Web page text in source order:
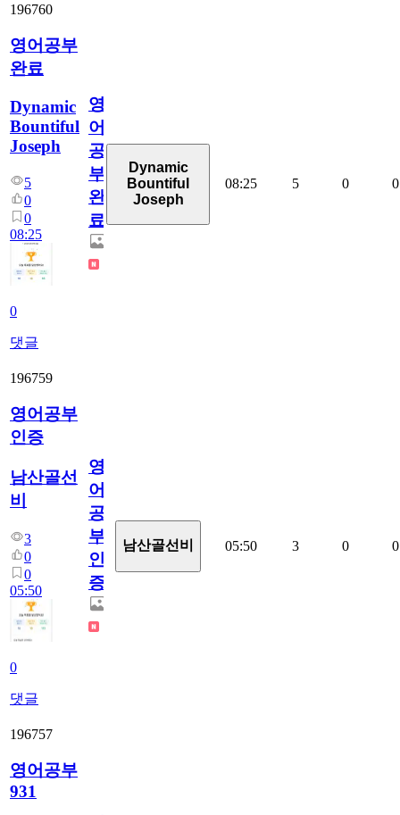
196760
영어공부
완료
Dynamic
Bountiful
Joseph
5
0
0
08:25
0
댓글
영
어
공
부
완
료
Dynamic
Bountiful
Joseph
08:25 5 0 0
196759
영어공부
인증
남산골선
비
3
0
0
05:50
0
댓글
영
어
공
부
인
증
남산골선비 05:50 3 0 0
196757
영어공부
931